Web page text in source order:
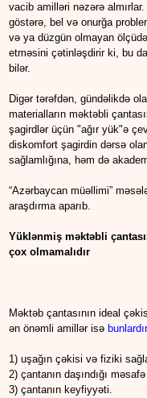
vacib amilləri nəzərə
göstərə, bel və onurğa
və ya düzgün olmayan
etməsini çətinləşdirir ki, bu
bilər.
Digər tərəfdən, gündəlikdə
materialların məktəbli
şagirdlər üçün "ağır yük"ə
diskomfort şagirdin dərsə
sağlamlığına, həm də
“Azərbaycan müəllimi”
araşdırma aparıb.
Yüklənmiş məktəbli
çox olmamalıdır
Məktəb çantasının ideal
ən önəmli amillər isə
1) uşağın çəkisi və fiziki
2) çantanın daşındığı
3) çantanın keyfiyyəti.